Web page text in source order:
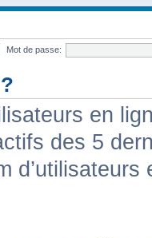
Mot de passe:
en
des 5